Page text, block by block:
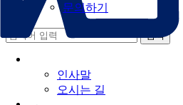
인사말
오시는 길
문의하기